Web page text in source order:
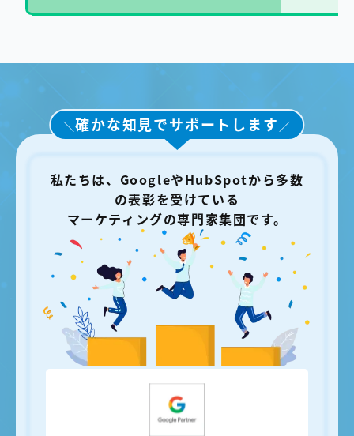
＼確かな知見でサポートします ／
私たちは、GoogleやHubSpotから多数
の表彰を受けている
マーケティングの専門家集団です。